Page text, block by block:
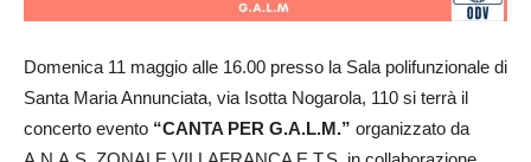
Domenica 11 maggio alle 16.00 presso la Sala polifunzionale di
Santa Maria Annunciata, via Isotta Nogarola, 110 si terrà il
concerto evento “CANTA PER G.A.L.M.” organizzato da